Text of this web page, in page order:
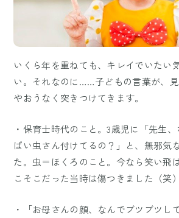
いくら年を重ねても、キレイでいたい
い。それなのに……子どもの言葉が、
やおうなく突きつけてきます。
・保育士時代のこと。3歳児に「先生
ぱい虫さん付けてるの？」と、無邪気
た。虫＝ほくろのこと。今なら笑い飛
こそこだった当時は傷つきました（笑）
・「お母さんの顔、なんでブツブツし